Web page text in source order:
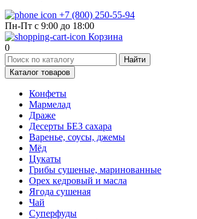
+7 (800) 250-55-94
Пн-Пт с 9:00 до 18:00
Корзина
0
Найти
Каталог товаров
Конфеты
Мармелад
Драже
Десерты БЕЗ сахара
Варенье, соусы, джемы
Мёд
Цукаты
Грибы сушеные, маринованные
Орех кедровый и масла
Ягода сушеная
Чай
Суперфуды